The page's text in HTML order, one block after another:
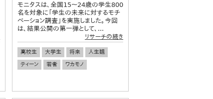
モニタスは、全国15～24歳の学生800
名を対象に「学生の未来に対するモチ
ベーション調査」を実施しました。今回
は、結果公開の第一弾として、...
リサーチの続き
高校生 大学生 将来
人生観
ティーン
若者 ワカモノ